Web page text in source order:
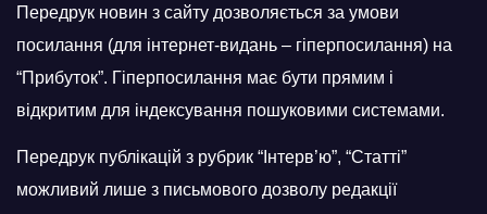
Передрук новин з сайту дозволяється за умови
посилання (для інтернет-видань – гіперпосилання) на
“Прибуток”. Гіперпосилання має бути прямим і
відкритим для індексування пошуковими системами.
Передрук публікацій з рубрик “Інтерв’ю”, “Статті”
можливий лише з письмового дозволу редакції